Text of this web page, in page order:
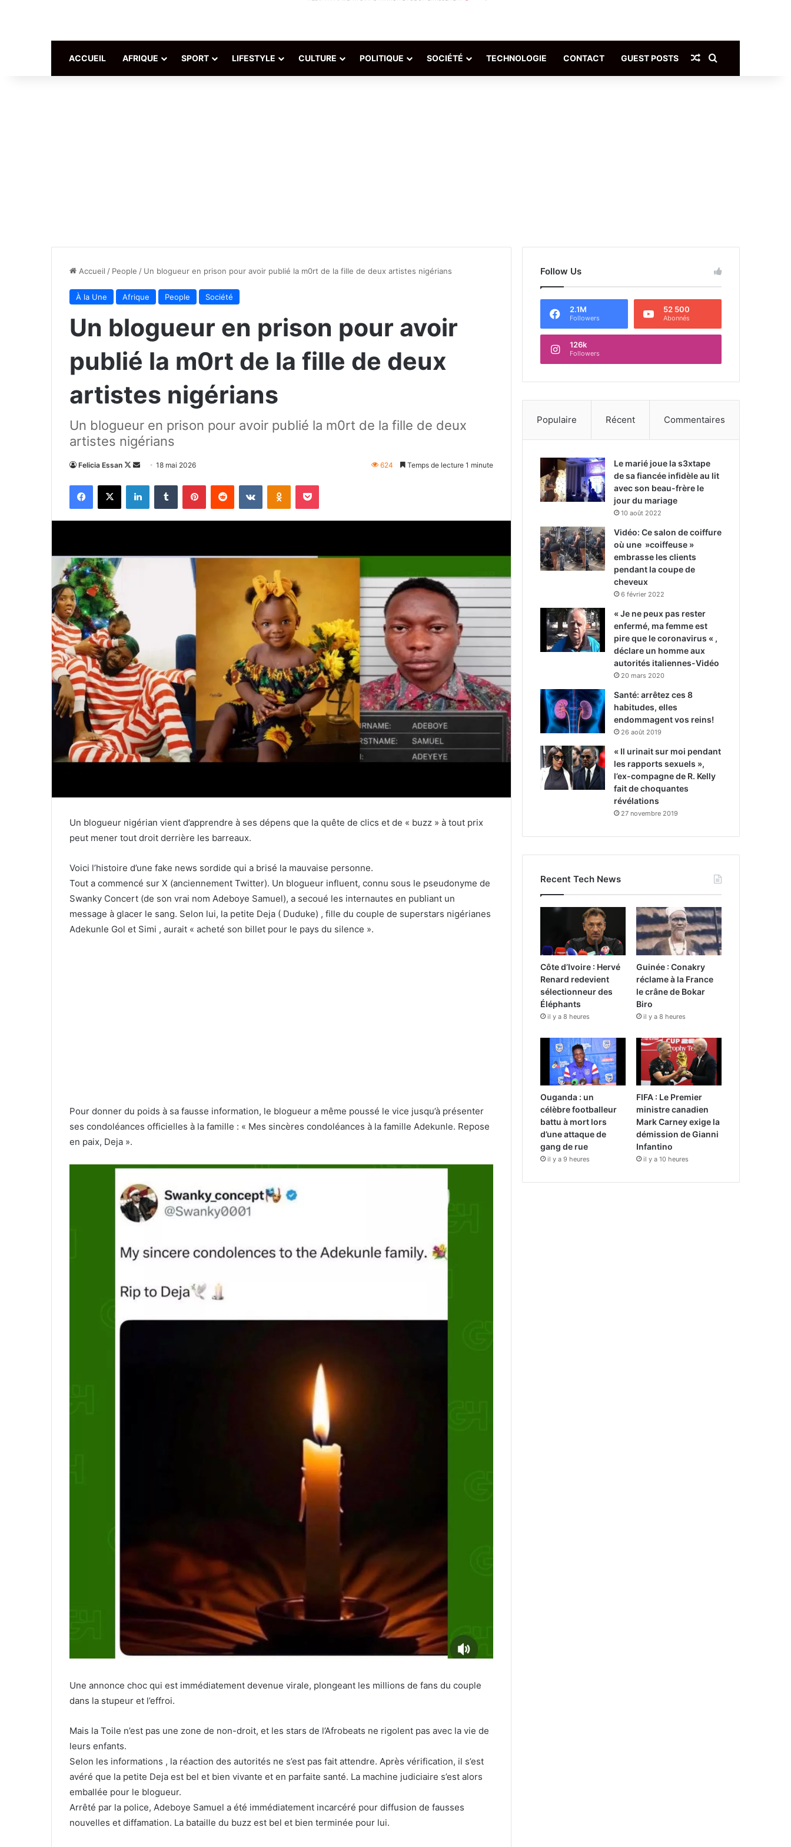
ACCUEIL AFRIQUE SPORT LIFESTYLE CULTURE POLITIQUE SOCIÉTÉ TECHNOLOGIE CONTACT GUEST POSTS Article Aléatoire
Accueil / People / Un blogueur en prison pour avoir publié la m0rt de la fille de deux artistes nigérians
À la Une Afrique People Société
Un blogueur en prison pour avoir
publié la m0rt de la fille de deux
artistes nigérians
Un blogueur en prison pour avoir publié la m0rt de la fille de deux
artistes nigérians
Felicia Essan
Follow
X
Envoyer18 mai 2026 624 Temps de lecture 1 minute
Facebook
X LinkedinTumblr PinterestReddit VKontakteOdnoklassniki
Pocket
Un blogueur nigérian vient d’apprendre à ses dépens que la quête de clics et de « buzz » à tout prix
peut mener tout droit derrière les barreaux.
Voici l’histoire d’une fake news sordide qui a brisé la mauvaise personne.
Tout a commencé sur X (anciennement Twitter). Un blogueur influent, connu sous le pseudonyme de
Swanky Concert (de son vrai nom Adeboye Samuel), a secoué les internautes en publiant un
message à glacer le sang. Selon lui, la petite Deja ( Duduke) , fille du couple de superstars nigérianes
Adekunle Gol et Simi , aurait « acheté son billet pour le pays du silence ».
Pour donner du poids à sa fausse information, le blogueur a même poussé le vice jusqu’à présenter
ses condoléances officielles à la famille : « Mes sincères condoléances à la famille Adekunle. Repose
en paix, Deja ».
Une annonce choc qui est immédiatement devenue virale, plongeant les millions de fans du couple
dans la stupeur et l’effroi.
Mais la Toile n’est pas une zone de non-droit, et les stars de l’Afrobeats ne rigolent pas avec la vie de
leurs enfants.
Selon les informations , la réaction des autorités ne s’est pas fait attendre. Après vérification, il s’est
avéré que la petite Deja est bel et bien vivante et en parfaite santé. La machine judiciaire s’est alors
emballée pour le blogueur.
Arrêté par la police, Adeboye Samuel a été immédiatement incarcéré pour diffusion de fausses
nouvelles et diffamation. La bataille du buzz est bel et bien terminée pour lui.
Follow Us
2.1M
Followers
52 500
Abonnés
126k
Followers
Populaire Récent Commentaires
Le marié joue la s3xtape
de sa fiancée infidèle au lit
avec son beau-frère le
jour du mariage
10 août 2022
Vidéo: Ce salon de coiffure
où une »coiffeuse »
embrasse les clients
pendant la coupe de
cheveux
6 février 2022
« Je ne peux pas rester
enfermé, ma femme est
pire que le coronavirus « ,
déclare un homme aux
autorités italiennes-Vidéo
20 mars 2020
Santé: arrêtez ces 8
habitudes, elles
endommagent vos reins!
26 août 2019
« Il urinait sur moi pendant
les rapports sexuels »,
l’ex-compagne de R. Kelly
fait de choquantes
révélations
27 novembre 2019
Recent Tech News
Côte d’Ivoire : Hervé
Renard redevient
sélectionneur des
Éléphants
il y a 8 heures
Guinée : Conakry
réclame à la France
le crâne de Bokar
Biro
il y a 8 heures
Ouganda : un
célèbre footballeur
battu à mort lors
d’une attaque de
gang de rue
il y a 9 heures
FIFA : Le Premier
ministre canadien
Mark Carney exige la
démission de Gianni
Infantino
il y a 10 heures